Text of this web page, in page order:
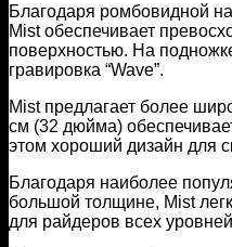
Благодаря ромбовидной
Mist обеспечивает
поверхностью. На
гравировка “Wave”.
Mist предлагает более
см (32 дюйма)
этом хороший дизайн для
Благодаря наиболее
большой толщине, Mist
для райдеров всех